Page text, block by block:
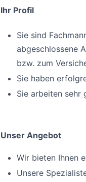
Ihr Profil
Sie sind
abgeschlossene
bzw. zum
Sie haben
Sie arbeiten
Unser Angebot
Wir bieten Ihnen
Unsere